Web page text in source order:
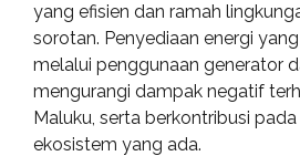
yang efisien dan ramah
sorotan. Penyediaan energi
melalui penggunaan generator
mengurangi dampak negatif
Maluku, serta berkontribusi
ekosistem yang ada.